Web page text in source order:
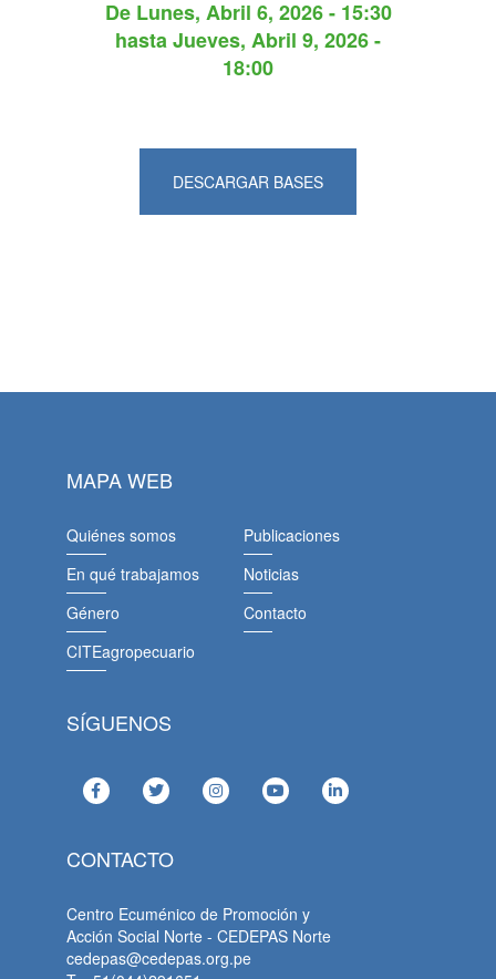
De Lunes, Abril 6, 2026 - 15:30
hastaJueves, Abril 9, 2026 -
18:00
DESCARGAR BASES
MAPA WEB
Quiénes somos
En qué trabajamos
Género
CITEagropecuario
Publicaciones
Noticias
Contacto
SÍGUENOS
CONTACTO
Centro Ecuménico de Promoción y
Acción Social Norte - CEDEPAS Norte
cedepas@cedepas.org.pe